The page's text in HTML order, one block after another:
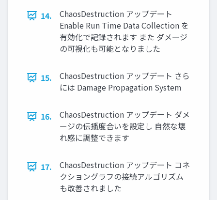
14.
ChaosDestruction アップデート
Enable Run Time Data Collection を
有効化で記録されます また ダメージ
の可視化も可能となりました
15.
ChaosDestruction アップデート さら
には Damage Propagation System
16.
ChaosDestruction アップデート ダメ
ージの伝播度合いを設定し 自然な壊
れ感に調整できます
17.
ChaosDestruction アップデート コネ
クショングラフの接続アルゴリズム
も改善されました